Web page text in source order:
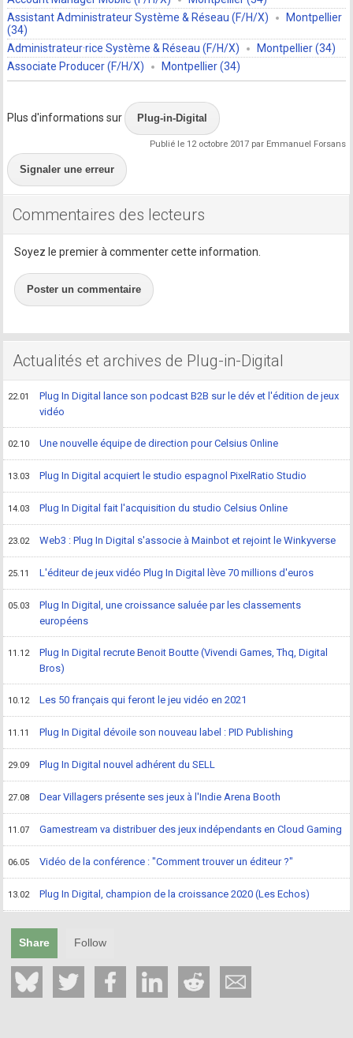
Assistant Administrateur Système & Réseau (F/H/X)
Montpellier
(34)
Administrateur·rice Système & Réseau (F/H/X)
Montpellier (34)
Associate Producer (F/H/X)
Montpellier (34)
Plus d'informations sur Plug-in-Digital
Publié le 12 octobre 2017 par Emmanuel Forsans
Signaler une erreur
Commentaires des lecteurs
Soyez le premier à commenter cette information.
Poster un commentaire
Actualités et archives de Plug-in-Digital
22.01
Plug In Digital lance son podcast B2B sur le dév et l'édition de jeux
vidéo
02.10 Une nouvelle équipe de direction pour Celsius Online
13.03 Plug In Digital acquiert le studio espagnol PixelRatio Studio
14.03 Plug In Digital fait l'acquisition du studio Celsius Online
23.02 Web3 : Plug In Digital s'associe à Mainbot et rejoint le Winkyverse
25.11 L'éditeur de jeux vidéo Plug In Digital lève 70 millions d'euros
05.03
Plug In Digital, une croissance saluée par les classements
européens
11.12
Plug In Digital recrute Benoit Boutte (Vivendi Games, Thq, Digital
Bros)
10.12 Les 50 français qui feront le jeu vidéo en 2021
11.11 Plug In Digital dévoile son nouveau label : PID Publishing
29.09 Plug In Digital nouvel adhérent du SELL
27.08 Dear Villagers présente ses jeux à l'Indie Arena Booth
11.07 Gamestream va distribuer des jeux indépendants en Cloud Gaming
06.05 Vidéo de la conférence : "Comment trouver un éditeur ?"
13.02 Plug In Digital, champion de la croissance 2020 (Les Echos)
Share Follow